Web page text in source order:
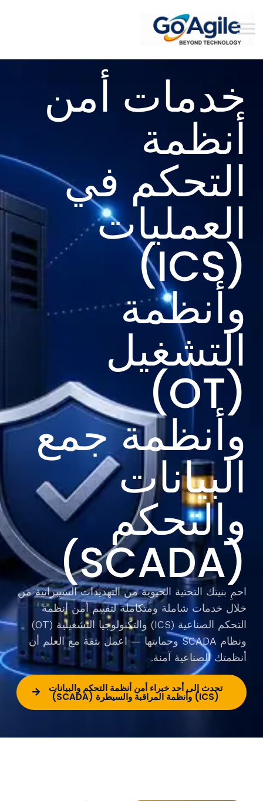
خدمات أمن
أنظمة
التحكم في
العمليات
(ICS)
وأنظمة
التشغيل
(OT)
وأنظمة جمع
البيانات
والتحكم
(SCADA)
احمِ بنيتك التحتية الحيوية من التهديدات السيبرانية من
خلال خدمات شاملة ومتكاملة لتقييم أمن أنظمة
التحكم الصناعية (ICS) والتكنولوجيا التشغيلية (OT)
ونظام SCADA وحمايتها — اعمل بثقة مع العلم أن
أنظمتك الصناعية آمنة.
تحدث إلى أحد خبراء أمن أنظمة التحكم والبيانات
(ICS) وأنظمة المراقبة والسيطرة (SCADA)